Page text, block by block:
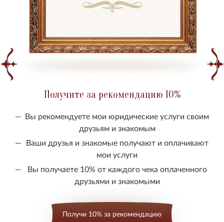
Получите за рекомендацию 10%
Вы рекомендуете мои юридические услуги своим
друзьям и знакомым
Ваши друзья и знакомые получают и оплачивают
мои услуги
Вы получаете 10% от каждого чека оплаченного
друзьями и знакомыми
Получи 10% за рекомендацию